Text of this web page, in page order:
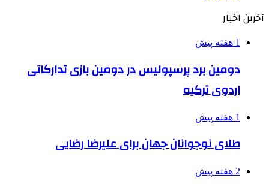
آخرین اخبار
1 هفته پیش
دومین برد پرسپولیس در دومین بازی تدارکاتی
اردوی ترکیه
1 هفته پیش
طلای نوجوانان جهان برای علیرضا رضایی
2 هفته پیش